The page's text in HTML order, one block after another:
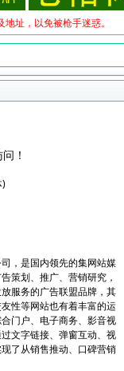
址，以免被枪手迷惑。
！
)
，是国内领先的集网站媒
策划、推广、营销研究，
服务的广告联盟品牌，其
性等网站也有着丰富的运
门户、电子商务、影音视
文字链接、弹窗互动、视
了从销售推动、口碑营销